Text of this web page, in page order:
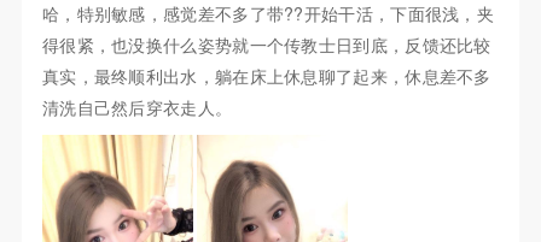
哈，特别敏感，感觉差不多了带??开始干活，下面很浅，夹
得很紧，也没换什么姿势就一个传教士日到底，反馈还比较
真实，最终顺利出水，躺在床上休息聊了起来，休息差不多
清洗自己然后穿衣走人。